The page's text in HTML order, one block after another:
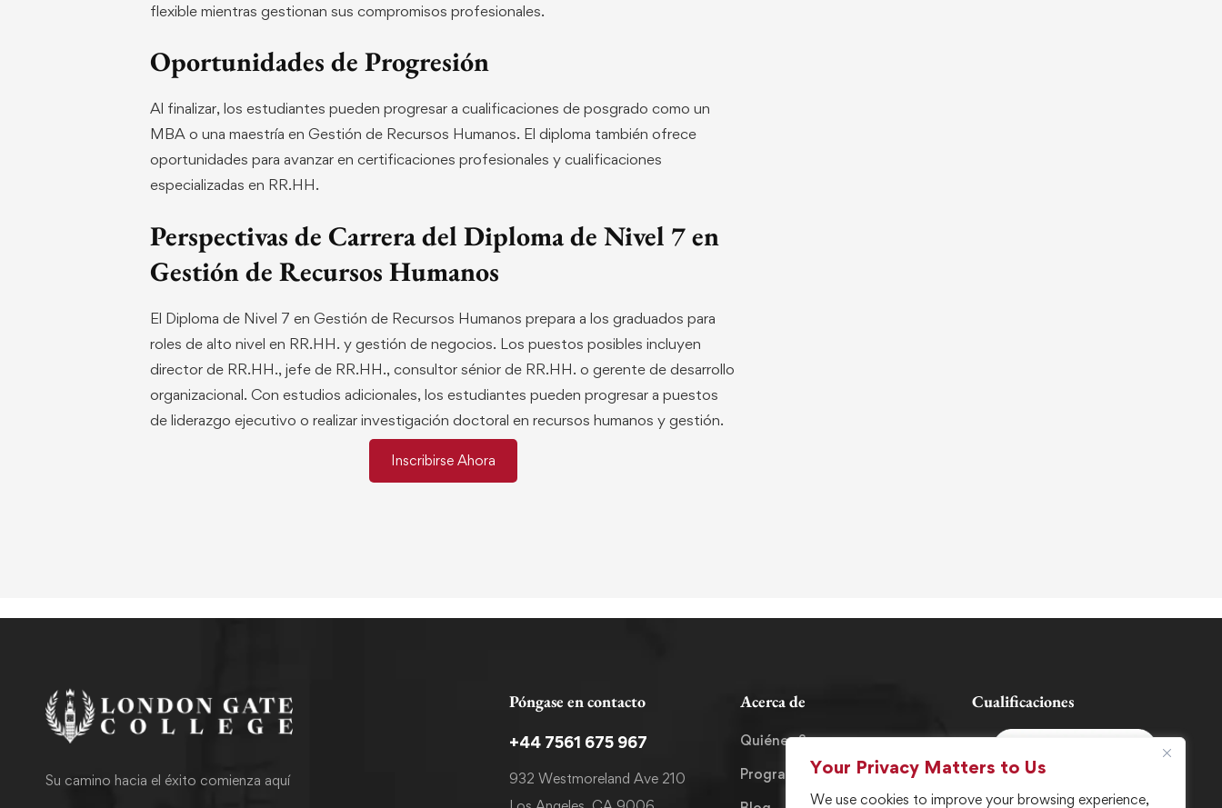
Your Privacy Matters to Us
We use cookies to improve your browsing experience,
flexible mientras gestionan sus compromisos profesionales.
Oportunidades de Progresión
Al finalizar, los estudiantes pueden progresar a cualificaciones de posgrado como un
MBA o una maestría en Gestión de Recursos Humanos. El diploma también ofrece
oportunidades para avanzar en certificaciones profesionales y cualificaciones
especializadas en RR.HH.
Perspectivas de Carrera del Diploma de Nivel 7 en
Gestión de Recursos Humanos
El Diploma de Nivel 7 en Gestión de Recursos Humanos prepara a los graduados para
roles de alto nivel en RR.HH. y gestión de negocios. Los puestos posibles incluyen
director de RR.HH., jefe de RR.HH., consultor sénior de RR.HH. o gerente de desarrollo
organizacional. Con estudios adicionales, los estudiantes pueden progresar a puestos
de liderazgo ejecutivo o realizar investigación doctoral en recursos humanos y gestión.
Inscribirse Ahora
Su camino hacia el éxito comienza aquí
Póngase en contacto
+44 7561 675 967
932 Westmoreland Ave 210
Acerca de
Quiénes Somos
Programas
Cualificaciones